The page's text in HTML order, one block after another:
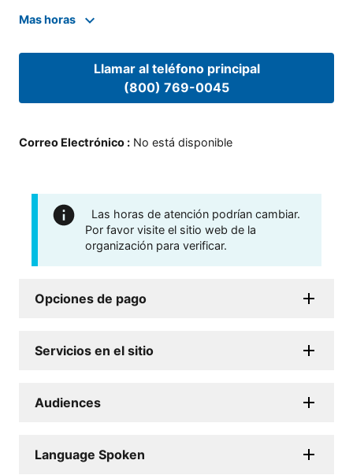
Mas horas
Llamar al teléfono principal
(800) 769-0045
Correo Electrónico : No está disponible
Las horas de atención podrían cambiar.
Por favor visite el sitio web de la
organización para verificar.
Opciones de pago
Servicios en el sitio
Audiences
Language Spoken